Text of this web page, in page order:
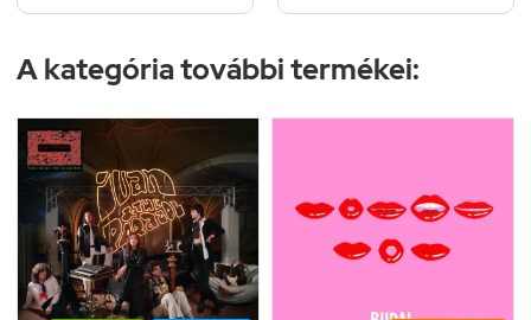
A kategória további termékei: